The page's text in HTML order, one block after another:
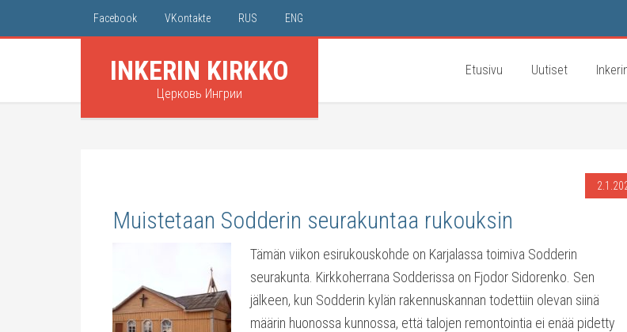
Facebook VKontakte RUS ENG
INKERIN KIRKKO
Церковь Ингрии
Etusivu Uutiset
Muistetaan Sodderin seurakuntaa rukouksin
Tämän viikon esirukouskohde on Karjalassa toimiva Sodderin
seurakunta. Kirkkoherrana Sodderissa on Fjodor Sidorenko. Sen
jälkeen, kun Sodderin kylän rakennuskannan todettiin olevan siinä
määrin huonossa kunnossa, että talojen remontointia ei enää pidetty